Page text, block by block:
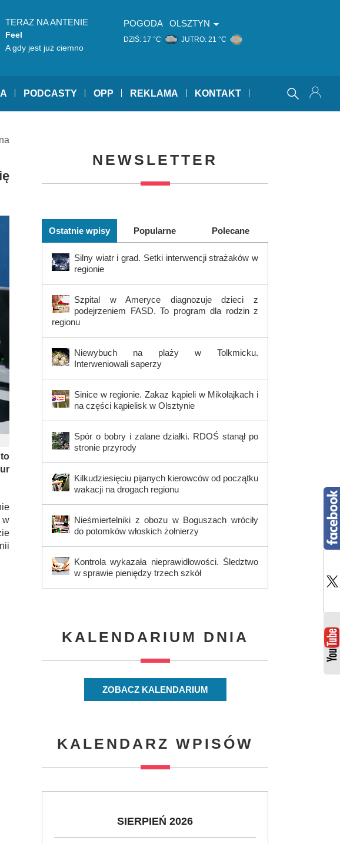
TERAZ NA ANTENIE
Feel
A gdy jest już ciemno
POGODA OLSZTYN
DZIŚ: 17 °C JUTRO: 21 °C
PODCASTY OPP REKLAMA KONTAKT
w
NEWSLETTER
Ostatnie wpisy Popularne Polecane
Silny wiatr i grad. Setki interwencji strażaków w
regionie
Szpital w Ameryce diagnozuje dzieci z
podejrzeniem FASD. To program dla rodzin z
regionu
Niewybuch na plaży w Tolkmicku.
Interweniowali saperzy
Sinice w regionie. Zakaz kąpieli w Mikołajkach i
na części kąpielisk w Olsztynie
Spór o bobry i zalane działki. RDOŚ stanął po
stronie przyrody
Kilkudziesięciu pijanych kierowców od początku
wakacji na drogach regionu
Nieśmiertelniki z obozu w Boguszach wróciły
do potomków włoskich żołnierzy
Kontrola wykazała nieprawidłowości. Śledztwo
w sprawie pieniędzy trzech szkół
KALENDARIUM DNIA
ZOBACZ KALENDARIUM
KALENDARZ WPISÓW
SIERPIEŃ 2026